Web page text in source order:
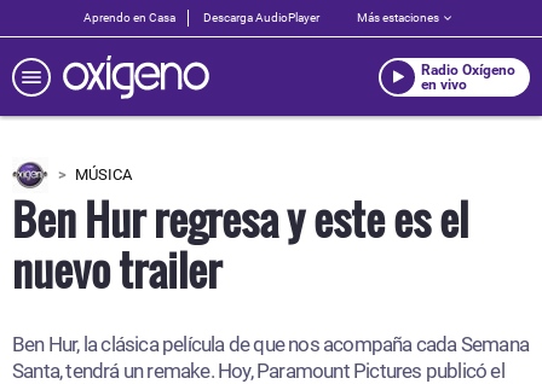
Aprendo en Casa Descarga AudioPlayer Más estaciones
Radio Oxígeno
en vivo
MÚSICA
Ben Hur regresa y este es el
nuevo trailer
Ben Hur, la clásica película de que nos acompaña cada Semana
Santa, tendrá un remake. Hoy, Paramount Pictures publicó el